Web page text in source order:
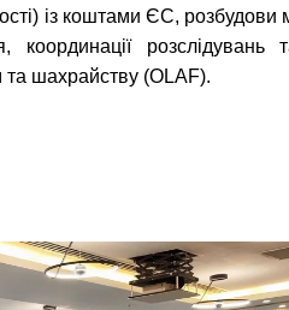
із коштами ЄС, розбудови
розслідувань
шахрайству (OLAF).